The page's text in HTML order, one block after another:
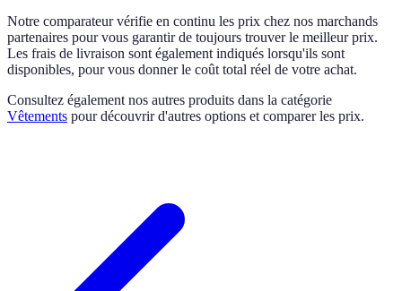
Notre comparateur vérifie en continu les prix chez nos marchands
partenaires pour vous garantir de toujours trouver le meilleur prix.
Les frais de livraison sont également indiqués lorsqu'ils sont
disponibles, pour vous donner le coût total réel de votre achat.
Consultez également nos autres produits dans la catégorie
Vêtements pour découvrir d'autres options et comparer les prix.